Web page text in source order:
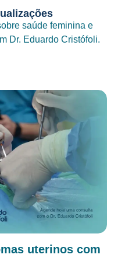
saúde feminina e
Dr. Eduardo Cristófoli.
uterinos com